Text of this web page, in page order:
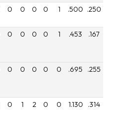
0 0 0 0 1 .500 .250
0 0 0 0 1 .453 .167
0 0 0 0 0 .695 .255
0 1 2 0 0 1.130 .314